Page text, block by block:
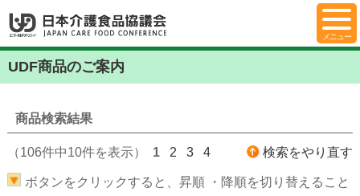
UDF商品のご案内
商品検索結果
（106件中10件を表示） 1 2 3 4 検索をやり直す
ボタンをクリックすると、昇順 ・降順を切り替えること